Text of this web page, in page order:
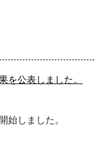
を公表しました。
始しました。